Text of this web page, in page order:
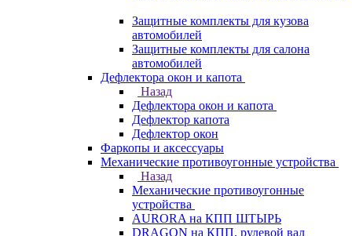
Защитные комплекты для кузова
автомобилей
Защитные комплекты для салона
автомобилей
Дефлектора окон и капота
Назад
Дефлектора окон и капота
Дефлектор капота
Дефлектор окон
Фаркопы и аксессуары
Механические противоугонные устройства
Назад
Механические противоугонные
устройства
AURORA на КПП ШТЫРЬ
DRAGON на КПП, рулевой вал